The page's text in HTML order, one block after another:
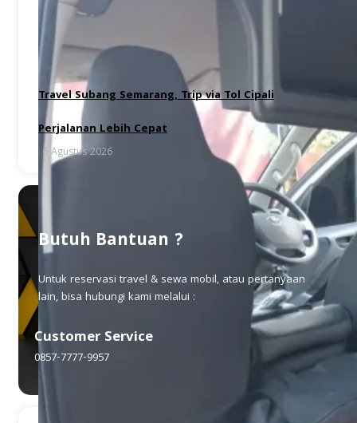
Travel Subang Semarang, Trip via Tol Cipali
Perjalanan Lebih Cepat
6 Agustus 2026
Butuh Bantuan ?
Untuk reservasi travel & sewa mobil, atau pertanyaan
lain, bisa hubungi kami melalui :
Customer Service
0857-7777-9957